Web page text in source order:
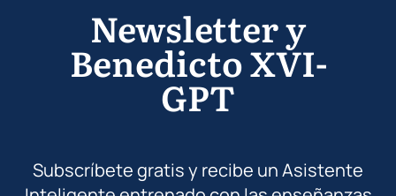
Newsletter y
Benedicto XVI-
GPT
Subscríbete gratis y recibe un Asistente